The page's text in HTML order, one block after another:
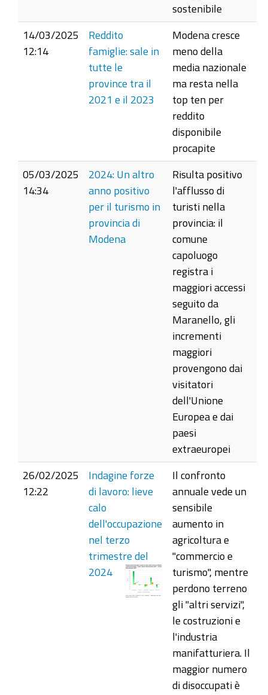
sostenibile
14/03/2025
12:14
Reddito
famiglie: sale in
tutte le
province tra il
2021 e il 2023
Modena cresce
meno della
media nazionale
ma resta nella
top ten per
reddito
disponibile
procapite
05/03/2025
14:34
2024: Un altro
anno positivo
per il turismo in
provincia di
Modena
Risulta positivo
l'afflusso di
turisti nella
provincia: il
comune
capoluogo
registra i
maggiori accessi
seguito da
Maranello, gli
incrementi
maggiori
provengono dai
visitatori
dell'Unione
Europea e dai
paesi
extraeuropei
26/02/2025
12:22
Indagine forze
di lavoro: lieve
calo
dell'occupazione
nel terzo
trimestre del
2024
Il confronto
annuale vede un
sensibile
aumento in
agricoltura e
"commercio e
turismo", mentre
perdono terreno
gli "altri servizi",
le costruzioni e
l'industria
manifatturiera. Il
maggior numero
di disoccupati è